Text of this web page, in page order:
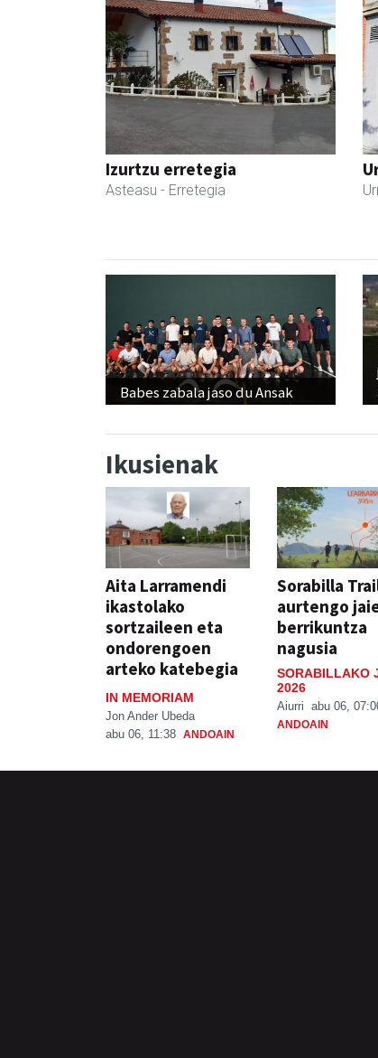
Izurtzu erretegia
Asteasu - Erretegia
Babes zabala jaso du Ansak
Ikusienak
Aita Larramendi
ikastolako
sortzaileen eta
ondorengoen
arteko katebegia
IN MEMORIAM
Jon Ander Ubeda
abu 06, 11:38 ANDOAIN
Sorabilla
aurtengo
berrikuntza
nagusia
SORABILLAKO
2026
Aiurri abu 06,
ANDOAIN